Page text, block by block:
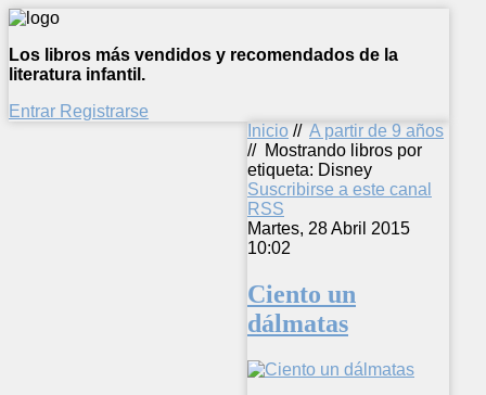
Los libros más vendidos y recomendados de la
literatura infantil.
Entrar Registrarse
Inicio // A partir de 9 años
// Mostrando libros por
etiqueta: Disney
Suscribirse a este canal
RSS
Martes, 28 Abril 2015
10:02
Ciento un
dálmatas